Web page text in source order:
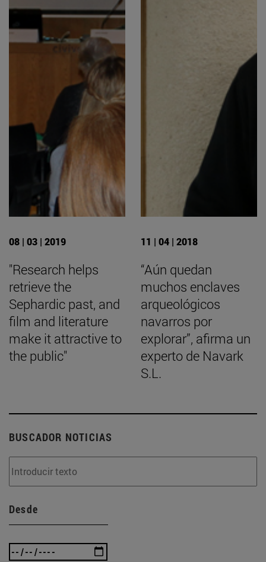
08 | 03 | 2019
"Research helps
retrieve the
Sephardic past, and
film and literature
make it attractive to
the public"
11 | 04 | 2018
“Aún quedan
muchos enclaves
arqueológicos
navarros por
explorar”, afirma un
experto de Navark
S.L.
BUSCADOR NOTICIAS
Desde